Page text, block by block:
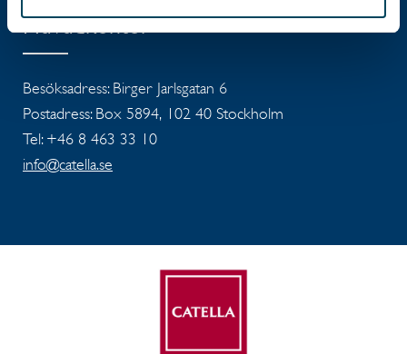
Huvudkontor
Besöksadress: Birger Jarlsgatan 6
Postadress: Box 5894, 102 40 Stockholm
Tel: +46 8 463 33 10
info@catella.se